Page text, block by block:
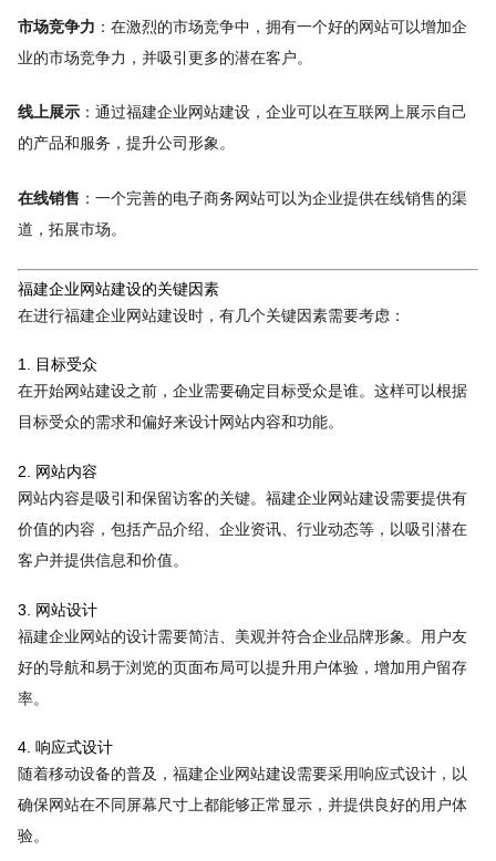
市场竞争力 ：在激烈的市场竞争中，拥有一个好的网站可以增加企
业的市场竞争力，并吸引更多的潜在客户。
线上展示：通过福建企业网站建设，企业可以在互联网上展示自己
的产品和服务，提升公司形象。
在线销售 ：一个完善的电子商务网站可以为企业提供在线销售的渠
道，拓展市场。
福建企业网站建设的关键因素
在进行福建企业网站建设时，有几个关键因素需要考虑：
1. 目标受众
在开始网站建设之前，企业需要确定目标受众是谁。这样可以根据
目标受众的需求和偏好来设计网站内容和功能。
2. 网站内容
网站内容是吸引和保留访客的关键。福建企业网站建设需要提供有
价值的内容，包括产品介绍、企业资讯、行业动态等，以吸引潜在
客户并提供信息和价值。
3. 网站设计
福建企业网站的设计需要简洁、美观并符合企业品牌形象。用户友
好的导航和易于浏览的页面布局可以提升用户体验，增加用户留存
率。
4. 响应式设计
随着移动设备的普及，福建企业网站建设需要采用响应式设计，以
确保网站在不同屏幕尺寸上都能够正常显示，并提供良好的用户体
验。